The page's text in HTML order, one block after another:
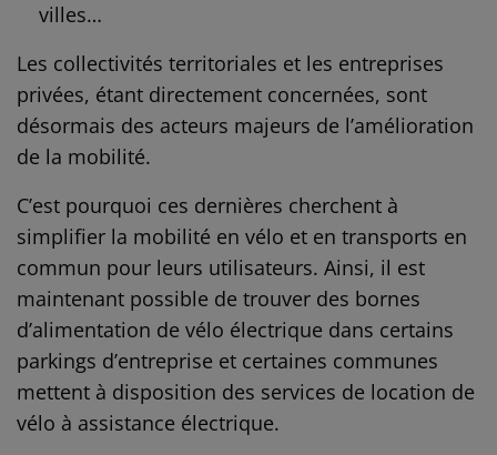
villes…
Les collectivités territoriales et les entreprises
privées, étant directement concernées, sont
désormais des acteurs majeurs de l’amélioration
de la mobilité.
C’est pourquoi ces dernières cherchent à
simplifier la mobilité en vélo et en transports en
commun pour leurs utilisateurs. Ainsi, il est
maintenant possible de trouver des bornes
d’alimentation de vélo électrique dans certains
parkings d’entreprise et certaines communes
mettent à disposition des services de location de
vélo à assistance électrique.